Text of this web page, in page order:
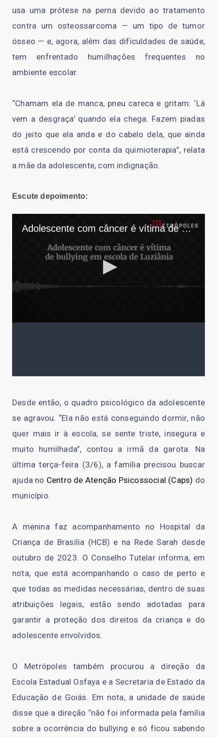
usa uma prótese na perna devido ao tratamento
contra um osteossarcoma — um tipo de tumor
ósseo — e, agora, além das dificuldades de saúde,
tem enfrentado humilhações frequentes no
ambiente escolar.
“Chamam ela de manca, pneu careca e gritam: ‘Lá
vem a desgraça’ quando ela chega. Fazem piadas
do jeito que ela anda e do cabelo dela, que ainda
está crescendo por conta da quimioterapia”, relata
a mãe da adolescente, com indignação.
Escute depoimento:
Desde então, o quadro psicológico da adolescente
se agravou. “Ela não está conseguindo dormir, não
quer mais ir à escola, se sente triste, insegura e
muito humilhada”, contou a irmã da garota. Na
última terça-feira (3/6), a família precisou buscar
ajuda no Centro de Atenção Psicossocial (Caps) do
município.
A menina faz acompanhamento no Hospital da
Criança de Brasília (HCB) e na Rede Sarah desde
outubro de 2023. O Conselho Tutelar informa, em
nota, que está acompanhando o caso de perto e
que todas as medidas necessárias, dentro de suas
atribuições legais, estão sendo adotadas para
garantir a proteção dos direitos da criança e do
adolescente envolvidos.
O Metrópoles também procurou a direção da
Escola Estadual Osfaya e a Secretaria de Estado da
Educação de Goiás. Em nota, a unidade de saúde
disse que a direção “não foi informada pela família
sobre a ocorrência do bullying e só ficou sabendo